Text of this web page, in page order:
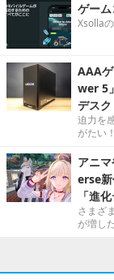
ゲー
Xsolla
AAA
wer 5
デス
迫力を
がたい！
アニ
erse
「進
さまざ
が増し